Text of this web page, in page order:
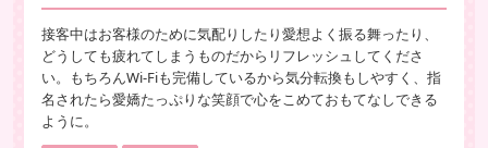
接客中はお客様のために気配りしたり愛想よく振る舞ったり、
どうしても疲れてしまうものだからリフレッシュしてくださ
い。もちろんWi-Fiも完備しているから気分転換もしやすく、指
名されたら愛嬌たっぷりな笑顔で心をこめておもてなしできる
ように。